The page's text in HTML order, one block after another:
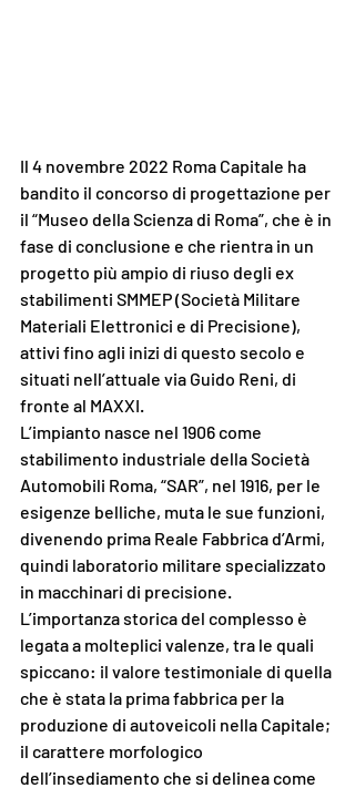
Il 4 novembre 2022 Roma Capitale ha
bandito il concorso di progettazione per
il “Museo della Scienza di Roma”, che è in
fase di conclusione e che rientra in un
progetto più ampio di riuso degli ex
stabilimenti SMMEP (Società Militare
Materiali Elettronici e di Precisione),
attivi fino agli inizi di questo secolo e
situati nell’attuale via Guido Reni, di
fronte al MAXXI.
L’impianto nasce nel 1906 come
stabilimento industriale della Società
Automobili Roma, “SAR”, nel 1916, per le
esigenze belliche, muta le sue funzioni,
divenendo prima Reale Fabbrica d’Armi,
quindi laboratorio militare specializzato
in macchinari di precisione.
L’importanza storica del complesso è
legata a molteplici valenze, tra le quali
spiccano: il valore testimoniale di quella
che è stata la prima fabbrica per la
produzione di autoveicoli nella Capitale;
il carattere morfologico
dell’insediamento che si delinea come